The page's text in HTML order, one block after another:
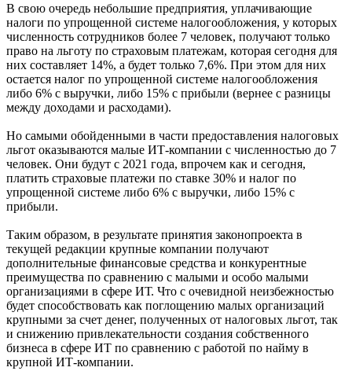
В свою очередь небольшие предприятия, уплачивающие
налоги по упрощенной системе налогообложения, у которых
численность сотрудников более 7 человек, получают только
право на льготу по страховым платежам, которая сегодня для
них составляет 14%, а будет только 7,6%. При этом для них
остается налог по упрощенной системе налогообложения
либо 6% с выручки, либо 15% с прибыли (вернее с разницы
между доходами и расходами).
Но самыми обойденными в части предоставления налоговых
льгот оказываются малые ИТ-компании с численностью до 7
человек. Они будут с 2021 года, впрочем как и сегодня,
платить страховые платежи по ставке 30% и налог по
упрощенной системе либо 6% с выручки, либо 15% с
прибыли.
Таким образом, в результате принятия законопроекта в
текущей редакции крупные компании получают
дополнительные финансовые средства и конкурентные
преимущества по сравнению с малыми и особо малыми
организациями в сфере ИТ. Что с очевидной неизбежностью
будет способствовать как поглощению малых организаций
крупными за счет денег, полученных от налоговых льгот, так
и снижению привлекательности создания собственного
бизнеса в сфере ИТ по сравнению с работой по найму в
крупной ИТ-компании.